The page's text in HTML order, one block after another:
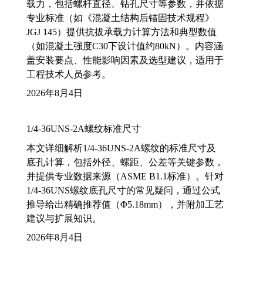
载力，包括螺杆直径、钻孔尺寸等参数，并依据
专业标准（如《混凝土结构后锚固技术规程》
JGJ 145）提供抗拔承载力计算方法和典型数值
（如混凝土强度C30下设计值约80kN）。内容涵
盖安装要点、性能影响因素及选型建议，适用于
工程技术人员参考。
2026年8月4日
1/4-36UNS-2A螺纹标准尺寸
本文详细解析1/4-36UNS-2A螺纹的标准尺寸及
底孔计算，包括外径、螺距、公差等关键参数，
并提供专业数据来源（ASME B1.1标准）。针对
1/4-36UNS螺纹底孔尺寸的常见疑问，通过公式
推导给出精确推荐值（Φ5.18mm），并附加工艺
建议与扩展知识。
2026年8月4日